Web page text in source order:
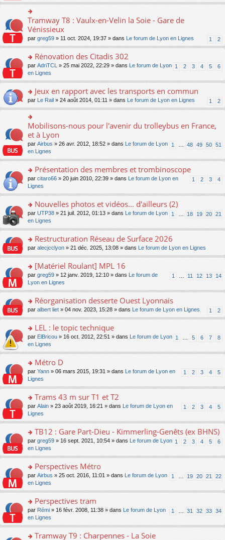
s
ult
er
le
m
e
s
s
g
o
n
lu
le
pl
u
s
ré
c
e
nt
o
n
ult
er
le
m
e
s
a
g
e
n
o
n
le
u
s
ré
c
e
Tramway T8 : Vaulx-en-Velin la Soie - Gare de
Vénissieux
1 2
par greg59 » 11 oct. 2024, 19:37 » dans Le forum de Lyon en Lignes
o
n
s
er
le
m
e
s
s
g
o
n
lu
le
u
s
ré
c
e
nt
Rénovation des Citadis 302
1 2 3 4 5 6
par AdriTCL » 25 mai 2022, 22:29 » dans
Le forum de Lyon
en Lignes
o
n
s
ult
er
le
m
e
s
s
g
o
n
lu
le
u
s
ré
c
e
nt
Jeux en rapport avec les transports en commun
1 2
par Le Rail » 24 août 2014, 01:11 » dans Le forum de Lyon en Lignes
o
n
ult
le
m
e
s
s
g
e
n
o
n
lu
u
s
ré
c
e
Mobilisons-nous pour l'avenir du trolleybus en France,
et à Lyon
1 48 49 50 51
par Airbus » 26 avr. 2012, 18:52 » dans
Le forum de Lyon
en Lignes
o
s
er
le
m
e
s
s
e
n
o
n
lu
pl
s
ré
c
e
Présentation des membres et trombinoscope
1 2 3 4
par citaro66 » 20 juin 2010, 22:39 » dans
Le forum de Lyon en
Lignes
o
n
s
er
le
m
e
s
s
e
n
o
n
le
s
ré
e
Nouvelles photos et vidéos... d'ailleurs (2)
1 18 19 20 21
par UTP38 » 21 juil. 2012, 01:13 » dans
Le forum de Lyon
en Lignes
o
n
ult
er
le
m
e
s
g
e
n
o
n
le
s
ré
e
Restructuration Réseau de Surface 2026
par alecjcclyon » 21 déc. 2025, 13:08 » dans Le forum de Lyon en Lignes
o
s
er
le
m
e
s
s
e
n
o
n
lu
pl
ré
c
e
nt
[Matériel Roulant] MPL 16
1 11 12 13 14
par greg59 » 12 janv. 2019, 12:10 » dans
Le forum de
Lyon en Lignes
o
n
ult
er
le
m
e
s
s
e
n
o
n
lu
pl
ré
c
e
nt
Réorganisation desserte Ouest Lyonnais
1 2
par albert liet » 04 nov. 2023, 15:28 » dans Le forum de Lyon en Lignes
o
n
s
er
le
m
e
s
s
a
n
o
n
lu
le
u
c
e
nt
LEL : le topic technique
1 5 6 7 8
par ElBricou » 16 oct. 2012, 22:51 » dans
Le forum de Lyon
en Lignes
o
s
er
le
m
e
s
s
a
n
o
n
lu
le
u
c
Métro D
1 2 3 4 5
par Yann » 06 mars 2015, 19:31 » dans
Le forum de Lyon en
Lignes
o
s
er
le
m
e
s
s
a
n
o
n
lu
le
Trams 43 m sur T1 et T2
1 2 3 4 5
par Alain » 23 août 2019, 16:21 » dans
Le forum de Lyon en
Lignes
o
n
s
er
le
m
e
s
s
a
n
TB12 : Gare Part-Dieu - Kimmerling-Genêts (ex BHNS)
1 2 3 4 5 6
par greg59 » 16 sept. 2021, 10:54 » dans
Le forum de Lyon
en Lignes
o
n
s
er
le
m
e
s
Perspectives Métro
1 19 20 21 22
par Airbus » 25 oct. 2016, 11:01 » dans
Le forum de Lyon
en Lignes
o
n
s
Perspectives tram
1 31 32 33 34
par Rémi » 16 févr. 2008, 11:38 » dans
Le forum de Lyon
en Lignes
Tramway T9 : Charpennes - La Soie